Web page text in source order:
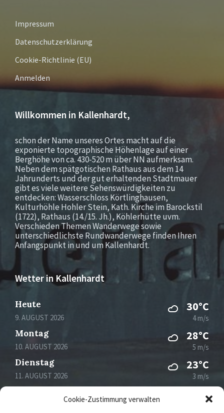
Cookie-Zustimmung verwalten
Impressum
Datenschutzerklärung
Cookie-Richtlinie (EU)
Anmelden
Willkommen in Kallenhardt,
schon der Name unseres Ortes macht auf die
exponierte topographische Höhenlage auf einer
Berghöhe von ca. 430-520 m über NN aufmerksam.
Neben dem spätgotischen Rathaus aus dem 14
Jahrunderts und der gut erhaltenden Stadtmauer
gibt es viele weitere Sehenswürdigkeiten zu
entdecken: Wasserschloss Körtlinghausen,
Kulturhöhle Hohler Stein, Kath. Kirche im Barockstil
(1722), Rathaus (14./15. Jh.), Köhlerhütte uvm.
Verschieden Themen Wanderwege sowie
unterschiedlichste Rundwanderwege finden Ihren
Anfangspunkt in und um Kallenhardt.
Wetter in Kallenhardt
Heute
9. AUGUST 2026
30°C
4 m/s
Montag
10. AUGUST 2026
28°C
5 m/s
Dienstag
11. AUGUST 2026
23°C
3 m/s
12. AUGUST 2026
28°C
3 m/s